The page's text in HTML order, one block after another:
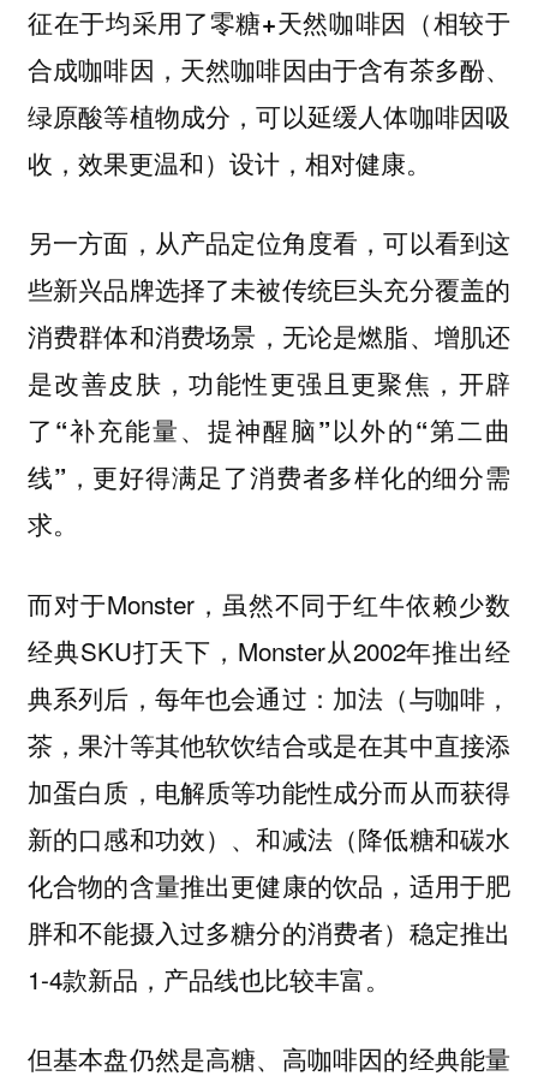
征在于均采用了零糖+天然咖啡因（相较于
合成咖啡因，天然咖啡因由于含有茶多酚、
绿原酸等植物成分，可以延缓人体咖啡因吸
收，效果更温和）设计，相对健康。
另一方面， 从产品定位角度看，可以看到这
些新兴品牌选择了未被传统巨头充分覆盖的
消费群体和消费场景 ， 无论是燃脂、增肌还
是改善皮肤，功能性更强且更聚焦，开辟
了“补充能量、提神醒脑”以外的“第二曲
线” ，更好得满足了消费者多样化的细分需
求。
而对于Monster，虽然不同于红牛依赖少数
经典SKU打天下，Monster从2002年推出经
典系列后，每年也会通过：加法（与咖啡，
茶，果汁等其他软饮结合或是在其中直接添
加蛋白质，电解质等功能性成分而从而获得
新的口感和功效）、和减法（降低糖和碳水
化合物的含量推出更健康的饮品，适用于肥
胖和不能摄入过多糖分的消费者）稳定推出
1-4款新品，产品线也比较丰富。
但基本盘仍然是高糖、高咖啡因的经典能量